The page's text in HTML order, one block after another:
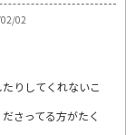
02
りしてくれないこ
さってる方がたく